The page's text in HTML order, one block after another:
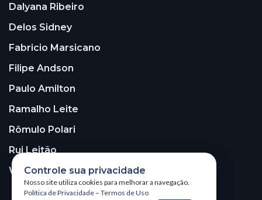
Dalyana Ribeiro
Delos Sidney
Fabricio Marsicano
Filipe Andson
Paulo Amilton
Ramalho Leite
Rômulo Polari
Rui Leitão
Walter Santos
Controle sua privacidade
Nosso site utiliza cookies para melhorar a navegação.
Política de Privacidade – Termos de Uso